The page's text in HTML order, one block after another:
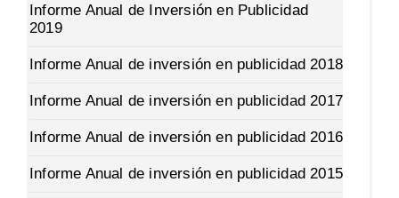
Informe Anual de Inversión en Publicidad
2019
Informe Anual de inversión en publicidad 2018
Informe Anual de inversión en publicidad 2017
Informe Anual de inversión en publicidad 2016
Informe Anual de inversión en publicidad 2015